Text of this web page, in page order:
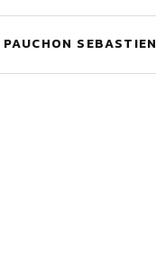
PAUCHON SEBASTIEN